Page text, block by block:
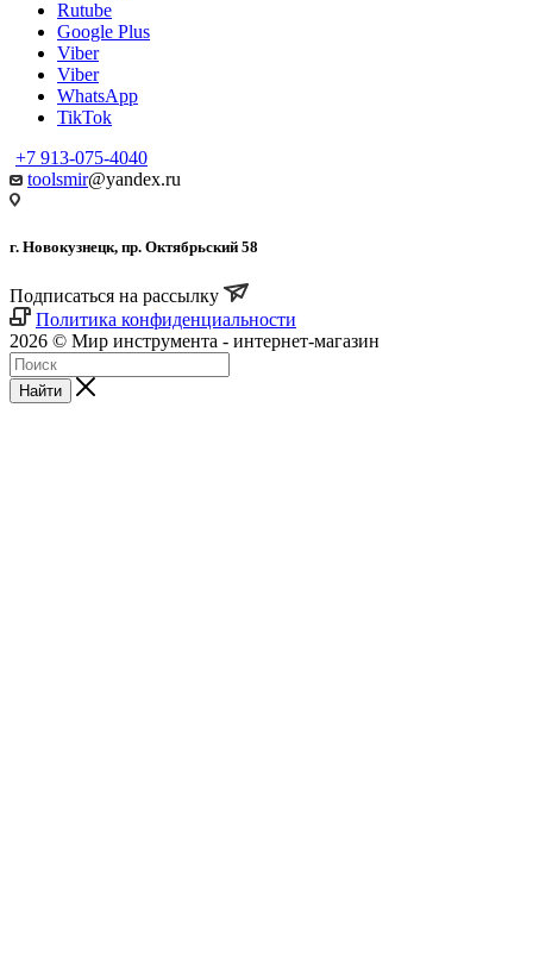
Rutube
Google Plus
Viber
Viber
WhatsApp
TikTok
+7 913-075-4040
toolsmir@yandex.ru
г. Новокузнецк, пр. Октябрьский 58
Подписаться на рассылку
Политика конфиденциальности
2026 © Мир инструмента - интернет-магазин
Найти